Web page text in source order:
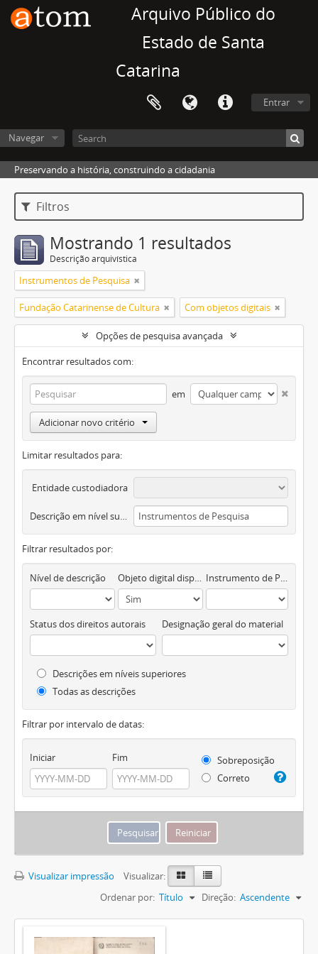
Arquivo Público do
Estado de Santa
Catarina
Entrar
Navegar
Preservando a história, construindo a cidadania
Filtros
Mostrando 1 resultados
Descrição arquivística
Instrumentos de Pesquisa
Fundação Catarinense de Cultura Com objetos digitais
Opções de pesquisa avançada
Encontrar resultados com:
em
Adicionar novo critério
Limitar resultados para:
Entidade custodiadora
Descrição em nível superior
Filtrar resultados por:
Nível de descrição Objeto digital disponível Instrumento de Pesquisa
Status dos direitos autorais Designação geral do material
Descrições em níveis superiores
Todas as descrições
Filtrar por intervalo de datas:
Iniciar Fim
Sobreposição
Correto
Visualizar impressão
Visualizar:
Ordenar por: Título Direção: Ascendente